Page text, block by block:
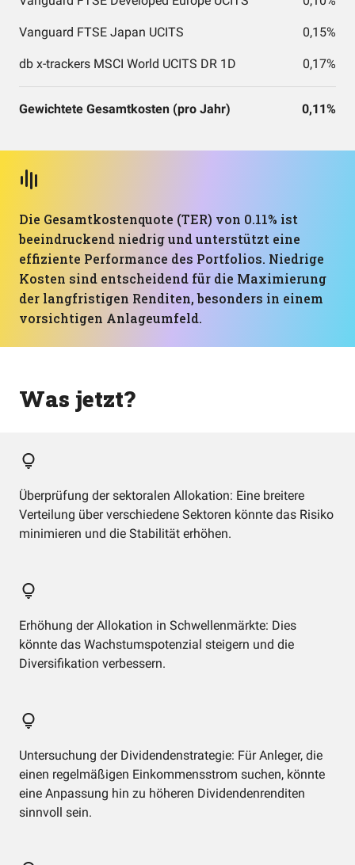
Vanguard FTSE Japan UCITS 0,15%
db x-trackers MSCI World UCITS DR 1D 0,17%
Gewichtete Gesamtkosten (pro Jahr) 0,11%
Die Gesamtkostenquote (TER) von 0.11% ist
beeindruckend niedrig und unterstützt eine
effiziente Performance des Portfolios. Niedrige
Kosten sind entscheidend für die Maximierung
der langfristigen Renditen, besonders in einem
vorsichtigen Anlageumfeld.
Was jetzt?
Überprüfung der sektoralen Allokation: Eine breitere
Verteilung über verschiedene Sektoren könnte das Risiko
minimieren und die Stabilität erhöhen.
Erhöhung der Allokation in Schwellenmärkte: Dies
könnte das Wachstumspotenzial steigern und die
Diversifikation verbessern.
Untersuchung der Dividendenstrategie: Für Anleger, die
einen regelmäßigen Einkommensstrom suchen, könnte
eine Anpassung hin zu höheren Dividendenrenditen
sinnvoll sein.